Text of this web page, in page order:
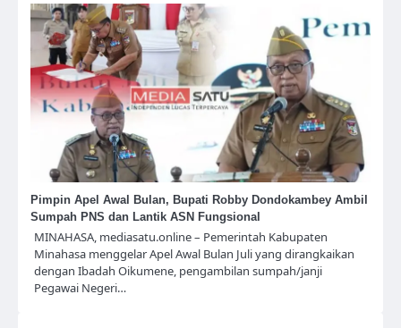
Pimpin Apel Awal Bulan, Bupati Robby Dondokambey Ambil
Sumpah PNS dan Lantik ASN Fungsional
MINAHASA, mediasatu.online – Pemerintah Kabupaten
Minahasa menggelar Apel Awal Bulan Juli yang dirangkaikan
dengan Ibadah Oikumene, pengambilan sumpah/janji
Pegawai Negeri…